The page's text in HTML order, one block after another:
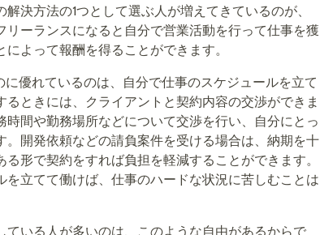
決方法の1つとして選ぶ人が増えてきているのが、
ーランスになると自分で営業活動を行って仕事を獲
よって報酬を得ることができます。
優れているのは、自分で仕事のスケジュールを立て
ときには、クライアントと契約内容の交渉ができま
間や勤務場所などについて交渉を行い、自分にとっ
開発依頼などの請負案件を受ける場合は、納期を十
形で契約をすれば負担を軽減することができます。
立てて働けば、仕事のハードな状況に苦しむことは
いる人が多いのは、このような自由があるからで